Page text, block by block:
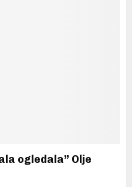
ogledala” Olje